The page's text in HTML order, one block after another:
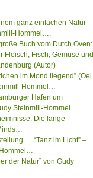
ganz einfachen Natur-
Hommel….
Buch vom Dutch Oven:
Fleisch, Fisch, Gemüse und
(Autor)
im Mond liegend” (Oel
Hommel…
Hafen um
Steinmill-Hommel..
Die lange
im Licht” –
der Natur” von Gudy